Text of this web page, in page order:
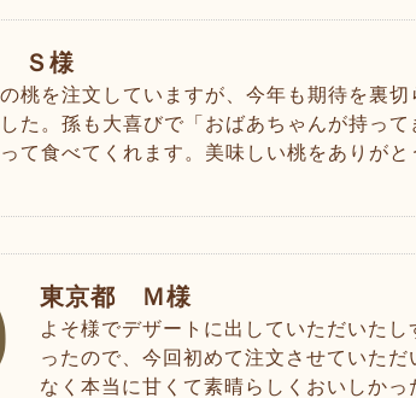
Ｓ様
桃を注文していますが、今年も期待を裏切
た。孫も大喜びで「おばあちゃんが持って
て食べてくれます。美味しい桃をありがと
東京都 Ｍ様
よそ様でデザートに出していただいた
ったので、今回初めて注文させていた
なく本当に甘くて素晴らしくおいしか